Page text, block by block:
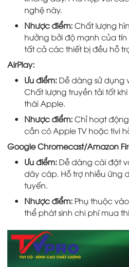
nghệ này.
Nhược điểm:Chất lượng
hưởng bởi độ mạnh của tín
tất cả các thiết bị đều hỗ
AirPlay:
Ưu điểm: Dễ dàng sử dụng
Chất lượng truyền tải tốt
thái Apple.
Nhược điểm:Chỉ hoạt
cần có Apple TV hoặc tivi
Google Chromecast/Amazon
Ưu điểm: Dễ dàng cài đặt
dây cáp. Hỗ trợ nhiều ứng
tuyến.
Nhược điểm: Phụ thuộc
thể phát sinh chi phí mua